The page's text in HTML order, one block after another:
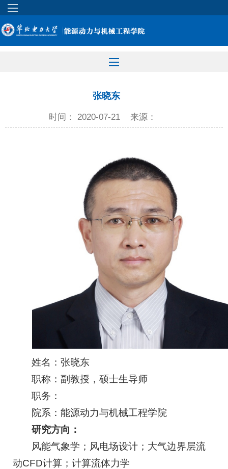
张晓东
时间： 2020-07-21 来源：
姓名：张晓东
职称：副教授，硕士生导师
职务：
院系：能源动力与机械工程学院
研究方向：
风能气象学；风电场设计；大气边界层流
动CFD计算；计算流体力学